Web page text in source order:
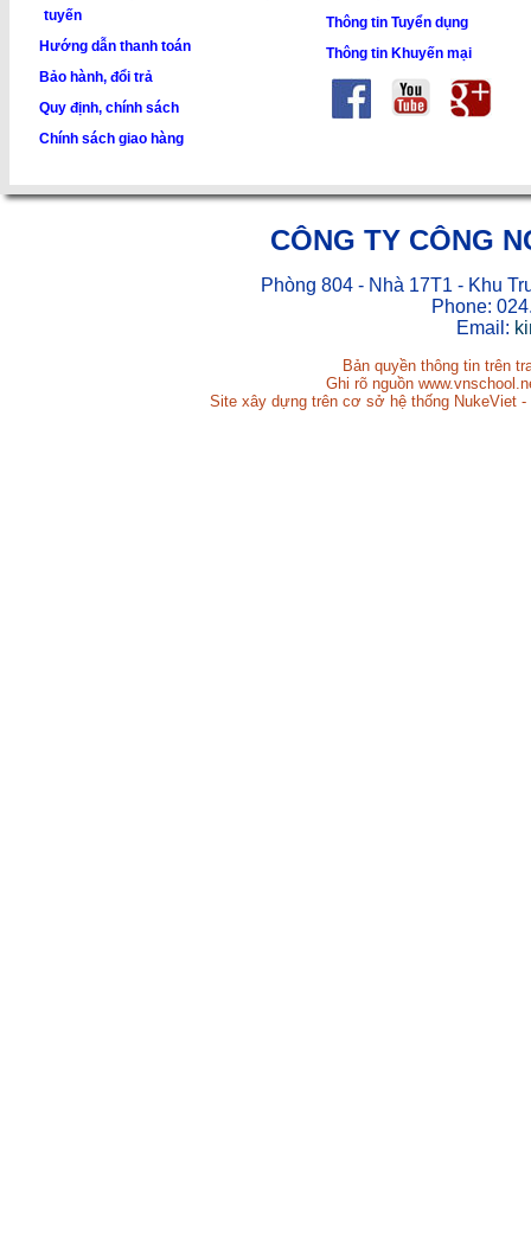
tuyến
Hướng dẫn thanh toán
Bảo hành, đổi trả
Quy định, chính sách
Chính sách giao hàng
Thông tin Tuyển dụng
Thông tin Khuyến mại
CÔNG TY CÔNG
Phòng 804 - Nhà 17T1 - Khu
Phone:
Email:
Bản quyền thông tin trên
Ghi rõ nguồn
Site xây dựng trên cơ sở hệ thống NukeViet